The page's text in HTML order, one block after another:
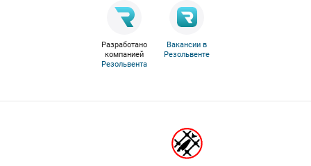
Разработано
компанией
Резольвента
Вакансии в
Резольвенте